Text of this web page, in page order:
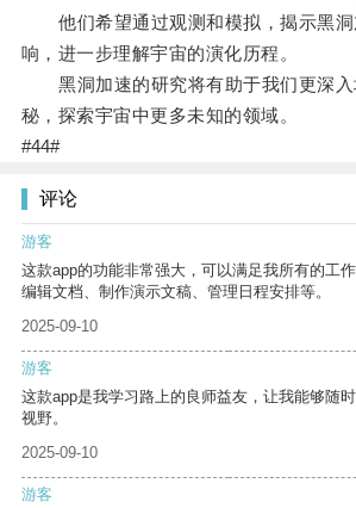
他们希望通过观测和模拟，揭示黑洞
响，进一步理解宇宙的演化历程。
黑洞加速的研究将有助于我们更深入
秘，探索宇宙中更多未知的领域。
#44#
评论
游客
这款app的功能非常强大，可以满足我所有的工
编辑文档、制作演示文稿、管理日程安排等。
2025-09-10
游客
这款app是我学习路上的良师益友，让我能够随
视野。
2025-09-10
游客